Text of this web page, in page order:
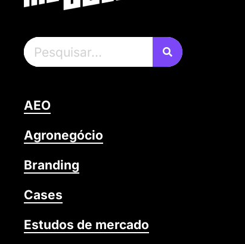
AEO
Agronegócio
Branding
Cases
Estudos de mercado